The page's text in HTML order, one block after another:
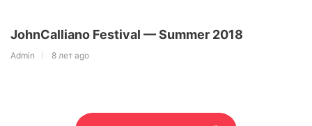
JohnCalliano Festival — Summer 2018
Admin 8 лет ago